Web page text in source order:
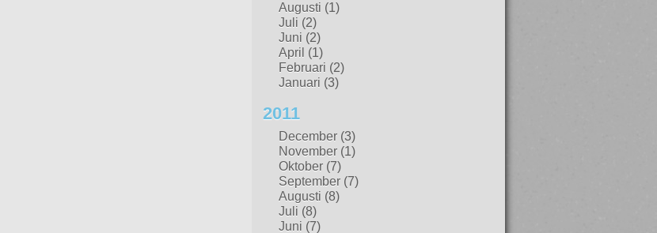
Augusti (1)
Juli (2)
Juni (2)
April (1)
Februari (2)
Januari (3)
2011
December (3)
November (1)
Oktober (7)
September (7)
Augusti (8)
Juli (8)
Juni (7)